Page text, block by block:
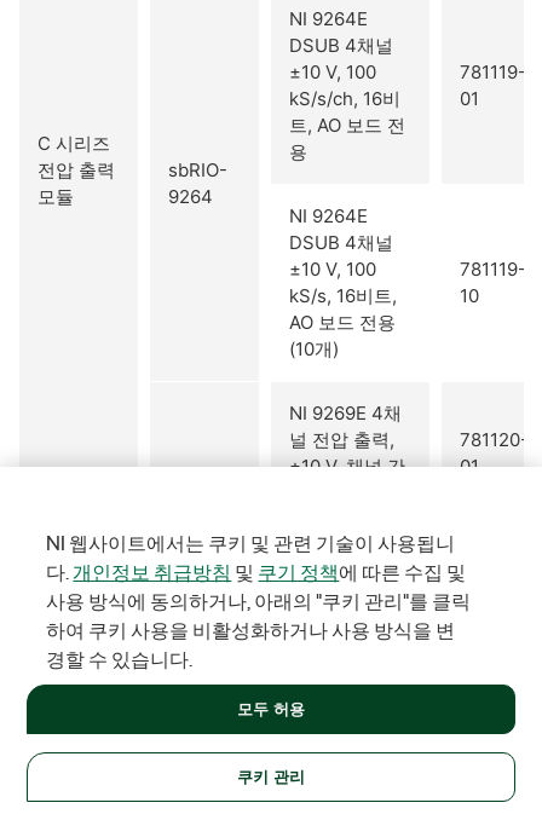
C 시리즈
전압 출력
모듈
sbRIO-
9264
NI 9264E
DSUB 4채널
±10 V, 100
kS/s/ch, 16비
트, AO 보드 전
용
781119-
01
NI 9264E
DSUB 4채널
±10 V, 100
kS/s, 16비트,
AO 보드 전용
(10개)
781119-
10
9269
NI 9269E 4채
널 전압 출력,
±10 V, 채널 간
781120-
01
NI 9269E 4채
널 전압 출력,
±10 V, 채널 간
절연, 보드 전
781120-
C 시리즈
용 16채널 전
압/전류 입력
모듈 보드 전용
781069-
NI 웹사이트에서는 쿠키 및 관련 기술이 사용됩니
다.개인정보 취급방침 및 쿠기 정책에 따른 수집 및
사용 방식에 동의하거나, 아래의 "쿠키 관리"를 클릭
하여 쿠키 사용을 비활성화하거나 사용 방식을 변
경할 수 있습니다.
쿠키 관리
모두 허용